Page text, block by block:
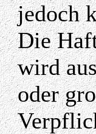
jedoch
Die
wird
oder